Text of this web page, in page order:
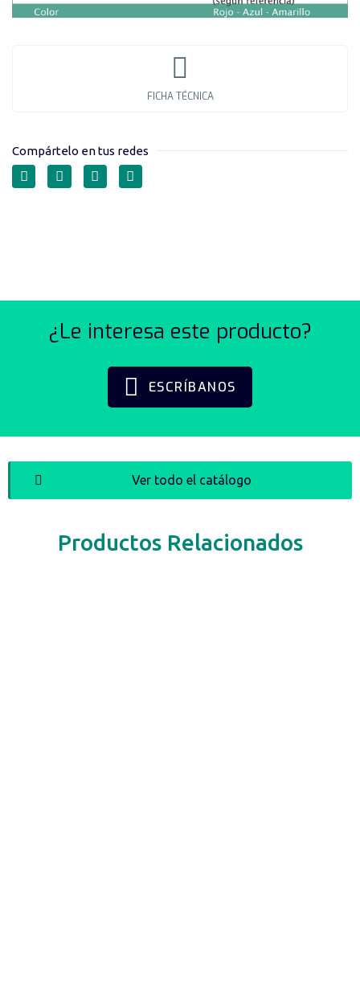
FICHA TÉCNICA
Compártelo en tus redes
¿Le interesa este producto?
ESCRÍBANOS
Productos Relacionados
Ver todo el catálogo